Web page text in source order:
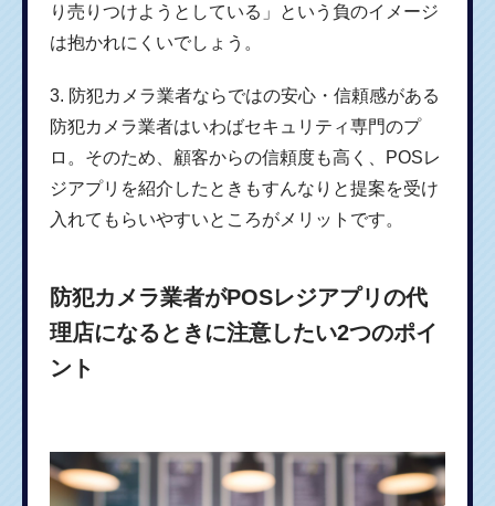
り売りつけようとしている」という負のイメージ
は抱かれにくいでしょう。
3. 防犯カメラ業者ならではの安心・信頼感がある
防犯カメラ業者はいわばセキュリティ専門のプ
ロ。そのため、顧客からの信頼度も高く、POSレ
ジアプリを紹介したときもすんなりと提案を受け
入れてもらいやすいところがメリットです。
防犯カメラ業者がPOSレジアプリの代
理店になるときに注意したい2つのポイ
ント